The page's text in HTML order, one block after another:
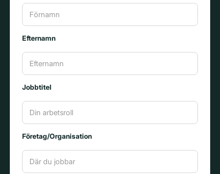
Efternamn
Jobbtitel
Företag/Organisation